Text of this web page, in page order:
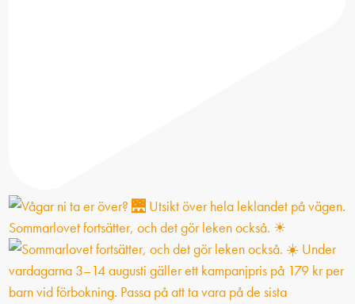
Sommarlovet fortsätter, och det gör leken också. ☀